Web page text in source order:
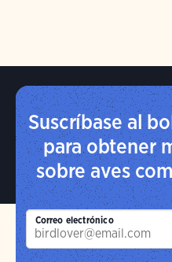
Suscríbase al
para obtener
sobre aves
Correo electrónico